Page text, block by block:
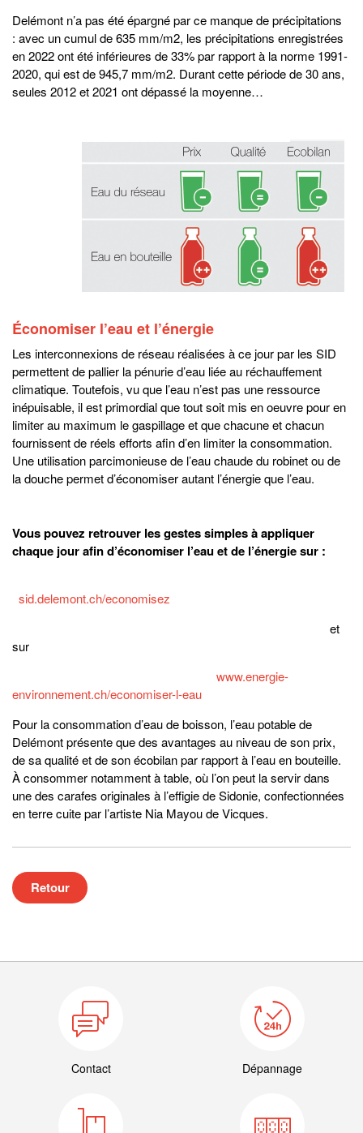
Delémont n’a pas été épargné par ce manque de précipitations
: avec un cumul de 635 mm/m2, les précipitations enregistrées
en 2022 ont été inférieures de 33% par rapport à la norme 1991-
2020, qui est de 945,7 mm/m2. Durant cette période de 30 ans,
seules 2012 et 2021 ont dépassé la moyenne…
Économiser l’eau et l’énergie
Les interconnexions de réseau réalisées à ce jour par les SID
permettent de pallier la pénurie d’eau liée au réchauffement
climatique. Toutefois, vu que l’eau n’est pas une ressource
inépuisable, il est primordial que tout soit mis en oeuvre pour en
limiter au maximum le gaspillage et que chacune et chacun
fournissent de réels efforts afin d’en limiter la consommation.
Une utilisation parcimonieuse de l’eau chaude du robinet ou de
la douche permet d’économiser autant l’énergie que l’eau.
Vous pouvez retrouver les gestes simples à appliquer
chaque jour afin d’économiser l’eau et de l’énergie sur :
sid.delemont.ch/economisez
et
sur
www.energie-
environnement.ch/economiser-l-eau
Pour la consommation d’eau de boisson, l’eau potable de
Delémont présente que des avantages au niveau de son prix,
de sa qualité et de son écobilan par rapport à l’eau en bouteille.
À consommer notamment à table, où l’on peut la servir dans
une des carafes originales à l’effigie de Sidonie, confectionnées
en terre cuite par l’artiste Nia Mayou de Vicques.
Retour
Contact Dépannage